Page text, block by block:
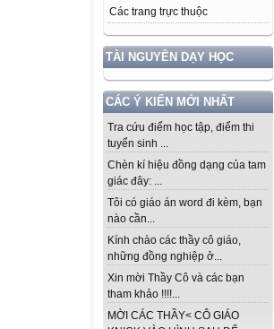
Các trang trực thuộc
TÀI NGUYÊN DẠY HỌC
CÁC Ý KIẾN MỚI NHẤT
Tra cứu điểm học tập, điểm thi
tuyển sinh ...
Chèn kí hiệu đồng dạng của tam
giác đây: ...
Tôi có giáo án word đi kèm, bạn
nào cần...
Kính chào các thầy cô giáo,
những đồng nghiệp ở...
Xin mời Thầy Cô và các bạn
tham khảo !!!!...
MỜI CÁC THẦY< CÔ GIÁO